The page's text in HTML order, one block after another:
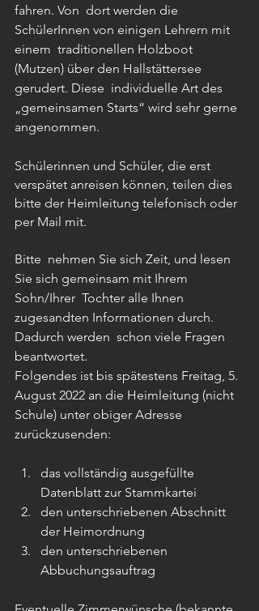
fahren. Von  dort werden die
SchülerInnen von einigen Lehrern mit
einem  traditionellen Holzboot
(Mutzen) über den Hallstättersee
gerudert. Diese  individuelle Art des
„gemeinsamen Starts“ wird sehr gerne
angenommen.
Schülerinnen und Schüler, die erst
verspätet anreisen können, teilen dies
bitte der Heimleitung telefonisch oder
per Mail mit.
Bitte  nehmen Sie sich Zeit, und lesen
Sie sich gemeinsam mit Ihrem
Sohn/Ihrer  Tochter alle Ihnen
zugesandten Informationen durch.
Dadurch werden  schon viele Fragen
beantwortet.
Folgendes ist bis spätestens Freitag, 5.
August 2022 an die Heimleitung (nicht
Schule) unter obiger Adresse
zurückzusenden:
das vollständig ausgefüllte
Datenblatt zur Stammkartei
den unterschriebenen Abschnitt
der Heimordnung
den unterschriebenen
Abbuchungsauftrag